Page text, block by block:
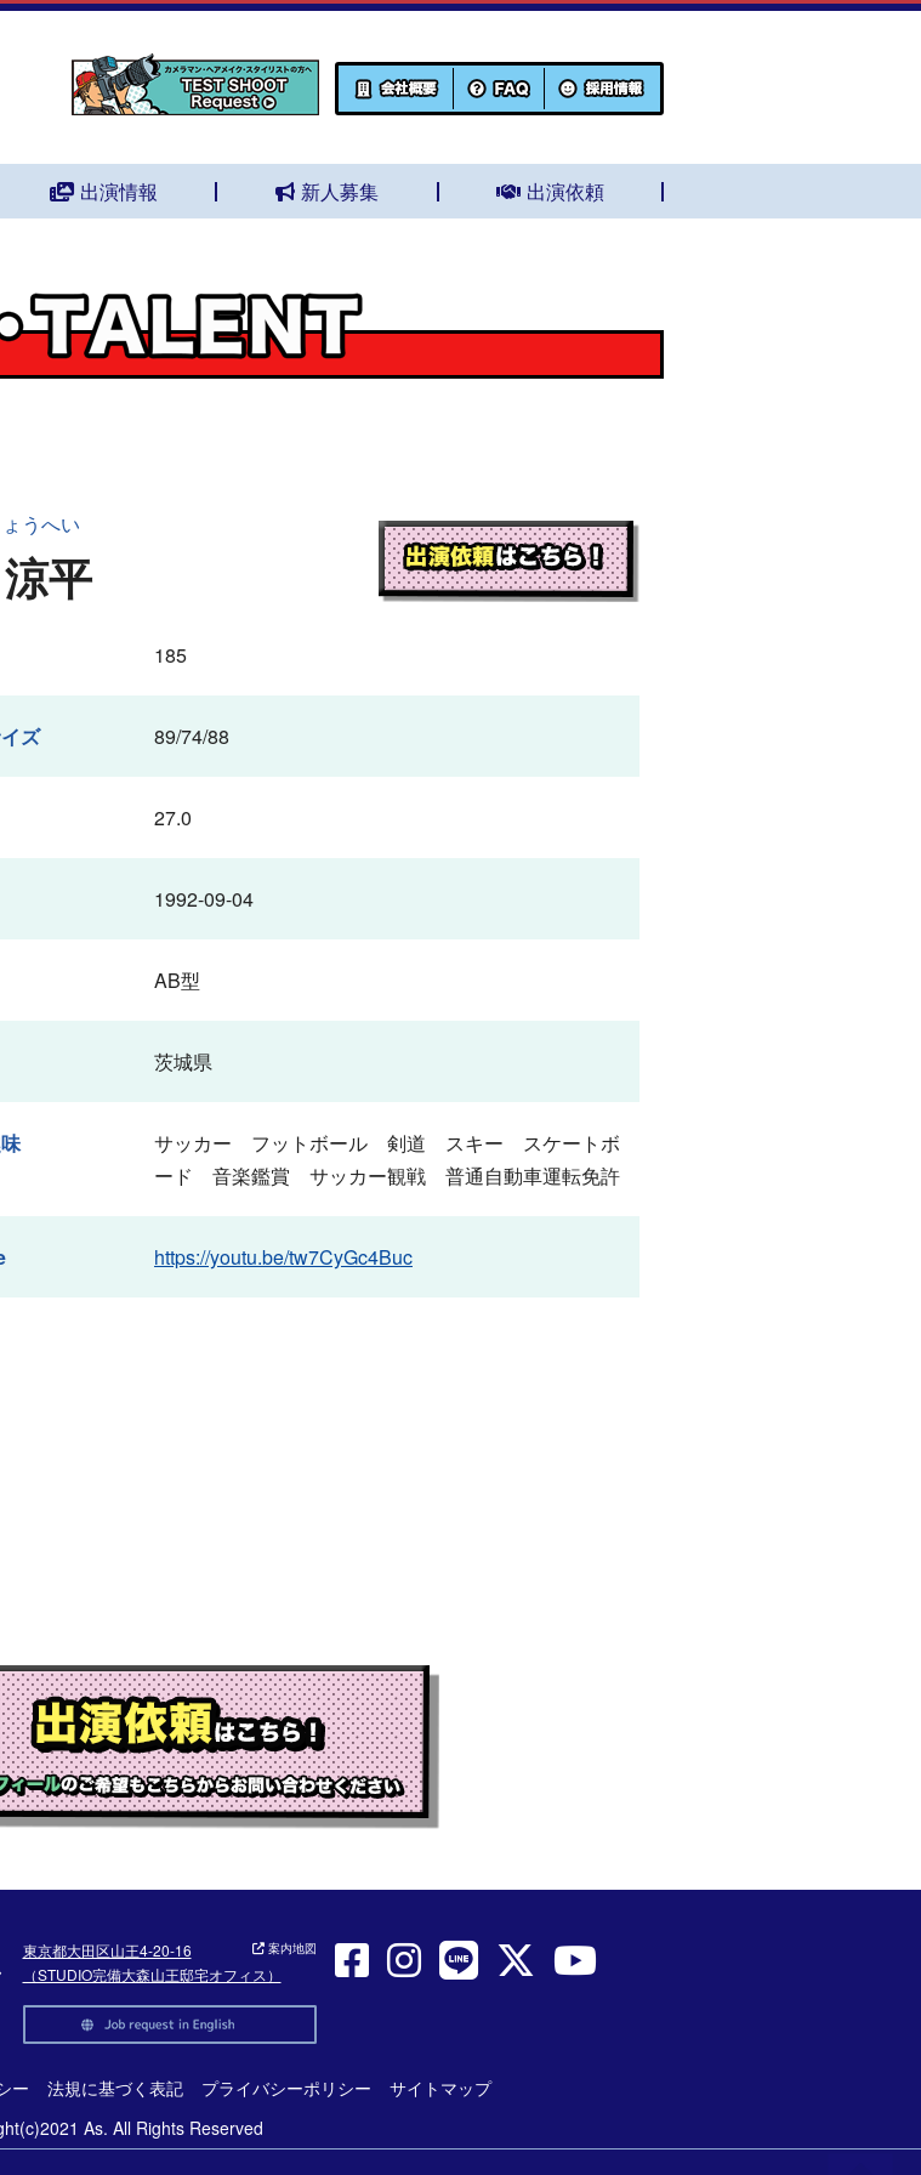
出演情報 新人募集 出演依頼
うへい
平
185
ズ 89/74/88
27.0
1992-09-04
AB型
茨城県
サッカー フットボール 剣道 スキー スケートボ
ード 音楽鑑賞 サッカー観戦 普通自動車運転免許
https://youtu.be/tw7CyGc4Buc
東京都大田区山王4-20-16
（STUDIO完備大森山王邸宅オフィス）
案内地図
ー 法規に基づく表記 プライバシーポリシー
サイトマップ
As. All Rights Reserved